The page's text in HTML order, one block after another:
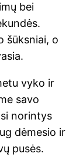
bei
šūksniai, o
vyko ir
savo
norintys
dėmesio ir
pusės.